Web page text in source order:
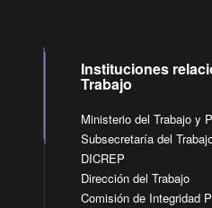
Instituciones
Trabajo
Ministerio del Trabajo y
Subsecretaría del
DICREP
Dirección del Trabajo
Comisión de Integridad